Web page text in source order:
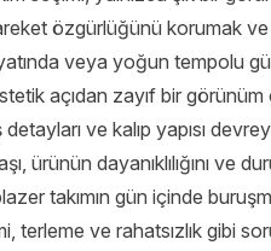
özgürlüğünü korumak
veya yoğun tempolu
açıdan zayıf bir
ve kalıp yapısı
ürünün dayanıklılığını
takımın gün içinde
terleme ve rahatsızlık gibi